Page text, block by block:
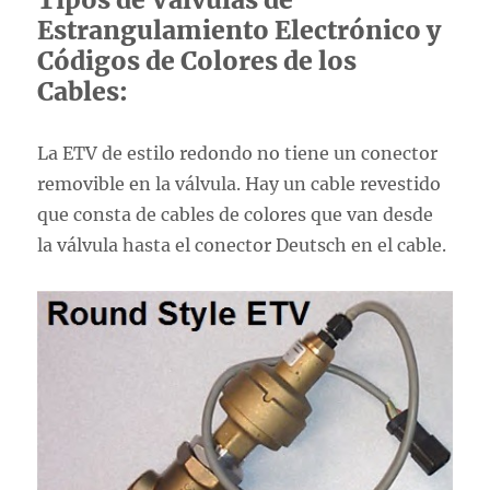
Estrangulamiento Electrónico y
Códigos de Colores de los
Cables:
La ETV de estilo redondo no tiene un conector
removible en la válvula. Hay un cable revestido
que consta de cables de colores que van desde
la válvula hasta el conector Deutsch en el cable.